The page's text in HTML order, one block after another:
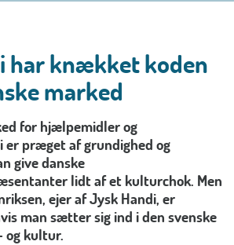
har knækket koden
marked
for hjælpemidler og
præget af grundighed og
give danske
lidt af et kulturchok. Men
ejer af Jysk Handi, er
man sætter sig ind i den svenske
og kultur.